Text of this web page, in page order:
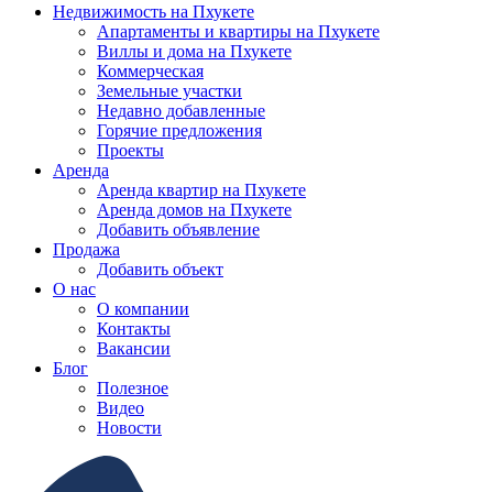
Недвижимость на Пхукете
Апартаменты и квартиры на Пхукете
Виллы и дома на Пхукете
Коммерческая
Земельные участки
Недавно добавленные
Горячие предложения
Проекты
Аренда
Аренда квартир на Пхукете
Аренда домов на Пхукете
Добавить объявление
Продажа
Добавить объект
О нас
О компании
Контакты
Вакансии
Блог
Полезное
Видео
Новости